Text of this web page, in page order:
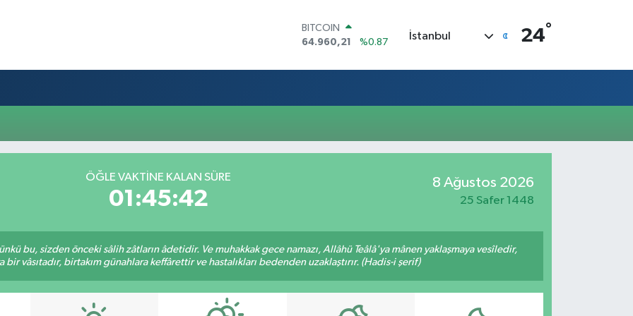
BITCOIN
64.960,21
%0.87
47,7436
%0.18
GRAM ALTIN
6660.55
%0.03
İstanbul 24°
ÖĞLE VAKTINE KALAN SÜRE
01:45:42
8 Ağustos 2026
25 Safer 1448
bu, sizden önceki sâlih zâtların âdetidir. Ve muhakkak gece namazı, Allâhü Teâlâ'ya mânen yaklaşmaya vesîledir,
vâsıtadır, birtakım günahlara keffârettir ve hastalıkları bedenden uzaklaştırır. (Hadis-i şerif)